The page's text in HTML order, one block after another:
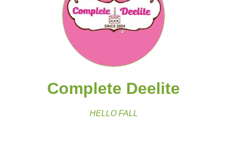
Complete Deelite
HELLO FALL